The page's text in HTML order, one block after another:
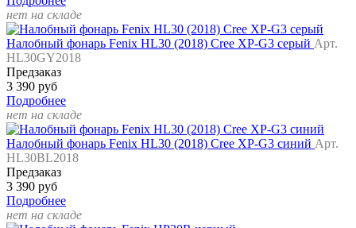
нет на складе
Налобный фонарь Fenix HL30 (2018) Cree XP-G3 серый Арт.
HL30GY2018
Предзаказ
3 390 руб
Подробнее
нет на складе
Налобный фонарь Fenix HL30 (2018) Cree XP-G3 синий Арт.
HL30BL2018
Предзаказ
3 390 руб
Подробнее
нет на складе